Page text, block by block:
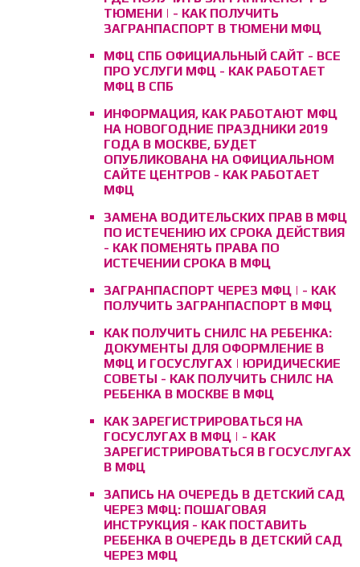
ТЮМЕНИ | - КАК ПОЛУЧИТЬ
ЗАГРАНПАСПОРТ В ТЮМЕНИ МФЦ
МФЦ СПБ ОФИЦИАЛЬНЫЙ САЙТ - ВСЕ
ПРО УСЛУГИ МФЦ - КАК РАБОТАЕТ
МФЦ В СПБ
ИНФОРМАЦИЯ, КАК РАБОТАЮТ МФЦ
НА НОВОГОДНИЕ ПРАЗДНИКИ 2019
ГОДА В МОСКВЕ, БУДЕТ
ОПУБЛИКОВАНА НА ОФИЦИАЛЬНОМ
САЙТЕ ЦЕНТРОВ - КАК РАБОТАЕТ
МФЦ
ЗАМЕНА ВОДИТЕЛЬСКИХ ПРАВ В МФЦ
ПО ИСТЕЧЕНИЮ ИХ СРОКА ДЕЙСТВИЯ
- КАК ПОМЕНЯТЬ ПРАВА ПО
ИСТЕЧЕНИИ СРОКА В МФЦ
ЗАГРАНПАСПОРТ ЧЕРЕЗ МФЦ | - КАК
ПОЛУЧИТЬ ЗАГРАНПАСПОРТ В МФЦ
КАК ПОЛУЧИТЬ СНИЛС НА РЕБЕНКА:
ДОКУМЕНТЫ ДЛЯ ОФОРМЛЕНИЕ В
МФЦ И ГОСУСЛУГАХ | ЮРИДИЧЕСКИЕ
СОВЕТЫ - КАК ПОЛУЧИТЬ СНИЛС НА
РЕБЕНКА В МОСКВЕ В МФЦ
КАК ЗАРЕГИСТРИРОВАТЬСЯ НА
ГОСУСЛУГАХ В МФЦ | - КАК
ЗАРЕГИСТРИРОВАТЬСЯ В ГОСУСЛУГАХ
В МФЦ
ЗАПИСЬ НА ОЧЕРЕДЬ В ДЕТСКИЙ САД
ЧЕРЕЗ МФЦ: ПОШАГОВАЯ
ИНСТРУКЦИЯ - КАК ПОСТАВИТЬ
РЕБЕНКА В ОЧЕРЕДЬ В ДЕТСКИЙ САД
ЧЕРЕЗ МФЦ